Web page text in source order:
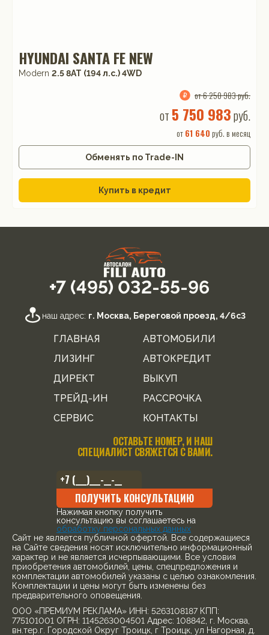
HYUNDAI SANTA FE NEW
Modern 2.5 8AT (194 л.с.) 4WD
от 6 250 983 руб.
от 5 750 983руб.
от61 640 руб. в месяц
Обменять по Trade-IN
Купить в кредит
+7 (495) 032-55-96
наш адрес: г. Москва, Береговой проезд, 4/6с3
ГЛАВНАЯ
АВТОМОБИЛИ
ЛИЗИНГ
АВТОКРЕДИТ
ДИРЕКТ
ВЫКУП
ТРЕЙД-ИН
РАССРОЧКА
СЕРВИС
КОНТАКТЫ
ОСТАВЬТЕ НОМЕР, И НАШ
СПЕЦИАЛИСТ СВЯЖЕТСЯ С ВАМИ.
ПОЛУЧИТЬ КОНСУЛЬТАЦИЮ
Нажимая кнопку получить
консультацию вы соглашаетесь на
обработку персональных данных
Cайт не является публичной офертой. Все содержащиеся
на Сайте сведения носят исключительно информационный
характер и не является исчерпывающими. Все условия
приобретения автомобилей, цены, спецпредложения и
комплектации автомобилей указаны с целью ознакомления.
Комплектации и цены могут быть изменены без
предварительного оповещения.
ООО «ПРЕМИУМ РЕКЛАМА» ИНН: 5263108187 КПП:
775101001 ОГРН: 1145263004501 Адрес: 108842, г. Москва,
вн.тер.г. Городской Округ Троицк, г Троицк, ул Нагорная, д.